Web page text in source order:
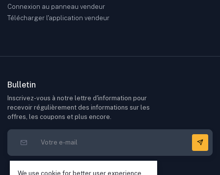
Connexion au panneau vendeur
Télécharger l'application vendeur
Bulletin
Inscrivez-vous à notre lettre d'information pour
recevoir régulièrement des informations sur les
offres, les coupons et plus encore.
We use cookie for better user experience,